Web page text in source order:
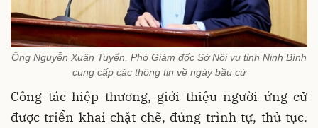
Ông Nguyễn Xuân Tuyển, Phó Giám đốc Sở Nội vụ tỉnh Ninh Bình
cung cấp các thông tin về ngày bầu cử
Công tác hiệp thương, giới thiệu người ứng cử
được triển khai chặt chẽ, đúng trình tự, thủ tục.